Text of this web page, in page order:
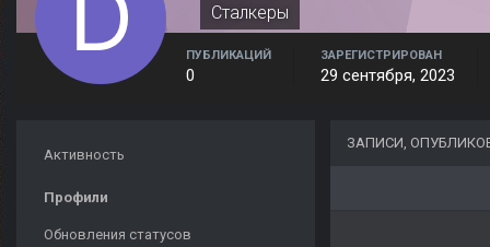
Сталкеры
ПУБЛИКАЦИЙ
0
ЗАРЕГИСТРИРОВАН
29 сентября, 2023
Активность
Профили
Обновления статусов
ЗАПИСИ,